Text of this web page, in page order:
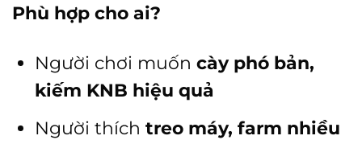
Phù hợp cho ai?
Người chơi muốncày phó bản,
kiếm KNB hiệu quả
Người thíchtreo máy, farm nhiều